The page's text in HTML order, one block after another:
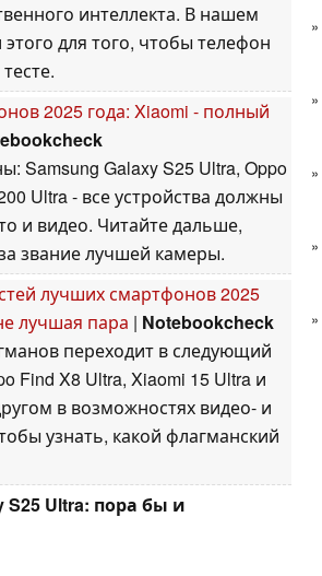
интеллекта. В нашем
для того, чтобы телефон
2025 года: Xiaomi - полный
Galaxy S25 Ultra, Oppo
Ultra - все устройства должны
и видео. Читайте дальше,
звание лучшей камеры.
лучших смартфонов 2025
лучшая пара | Notebookcheck
переходит в следующий
Find X8 Ultra, Xiaomi 15 Ultra и
в возможностях видео- и
узнать, какой флагманский
Ultra: пора бы и